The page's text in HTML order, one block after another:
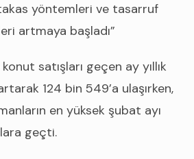
takas yöntemleri ve tasarruf
artmaya başladı”
satışları geçen ay yıllık
124 bin 549’a ulaşırken,
en yüksek şubat ayı
geçti.